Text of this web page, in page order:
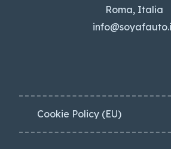
Roma, Italia
Cookie Policy (EU)